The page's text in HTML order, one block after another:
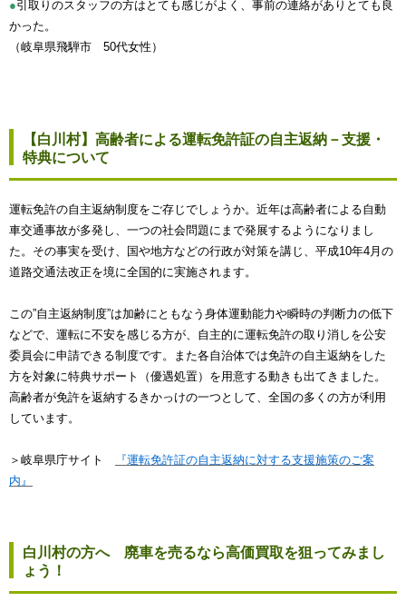
●引取りのスタッフの方はとても感じがよく、事前の連絡がありとても良
かった。
（岐阜県飛騨市 50代女性）
【白川村】高齢者による運転免許証の自主返納－支援・
特典について
運転免許の自主返納制度をご存じでしょうか。近年は高齢者による自動
車交通事故が多発し、一つの社会問題にまで発展するようになりまし
た。その事実を受け、国や地方などの行政が対策を講じ、平成10年4月の
道路交通法改正を境に全国的に実施されます。
この”自主返納制度”は加齢にともなう身体運動能力や瞬時の判断力の低下
などで、運転に不安を感じる方が、自主的に運転免許の取り消しを公安
委員会に申請できる制度です。また各自治体では免許の自主返納をした
方を対象に特典サポート（優遇処置）を用意する動きも出てきました。
高齢者が免許を返納するきかっけの一つとして、全国の多くの方が利用
しています。
＞岐阜県庁サイト
『運転免許証の自主返納に対する支援施策のご案
内』
白川村の方へ 廃車を売るなら高価買取を狙ってみまし
ょう！